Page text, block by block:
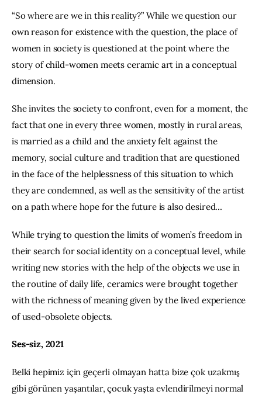
“So where are we in this reality?” While we question our
own reason for existence with the question, the place of
women in society is questioned at the point where the
story of child-women meets ceramic art in a conceptual
dimension.
She invites the society to confront, even for a moment, the
fact that one in every three women, mostly in rural areas,
is married as a child and the anxiety felt against the
memory, social culture and tradition that are questioned
in the face of the helplessness of this situation to which
they are condemned, as well as the sensitivity of the artist
on a path where hope for the future is also desired…
While trying to question the limits of women’s freedom in
their search for social identity on a conceptual level, while
writing new stories with the help of the objects we use in
the routine of daily life, ceramics were brought together
with the richness of meaning given by the lived experience
of used-obsolete objects.
Ses-siz, 2021
Belki hepimiz için geçerli olmayan hatta bize çok uzakmış
gibi görünen yaşantılar, çocuk yaşta evlendirilmeyi normal